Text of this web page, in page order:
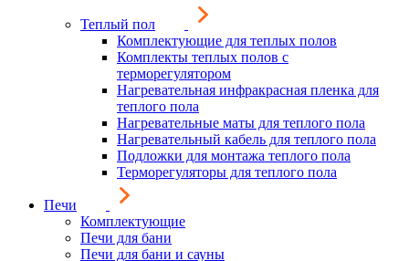
Теплый пол
Комплектующие для теплых полов
Комплекты теплых полов с
терморегулятором
Нагревательная инфракрасная пленка для
теплого пола
Нагревательные маты для теплого пола
Нагревательный кабель для теплого пола
Подложки для монтажа теплого пола
Терморегуляторы для теплого пола
Печи
Комплектующие
Печи для бани
Печи для бани и сауны